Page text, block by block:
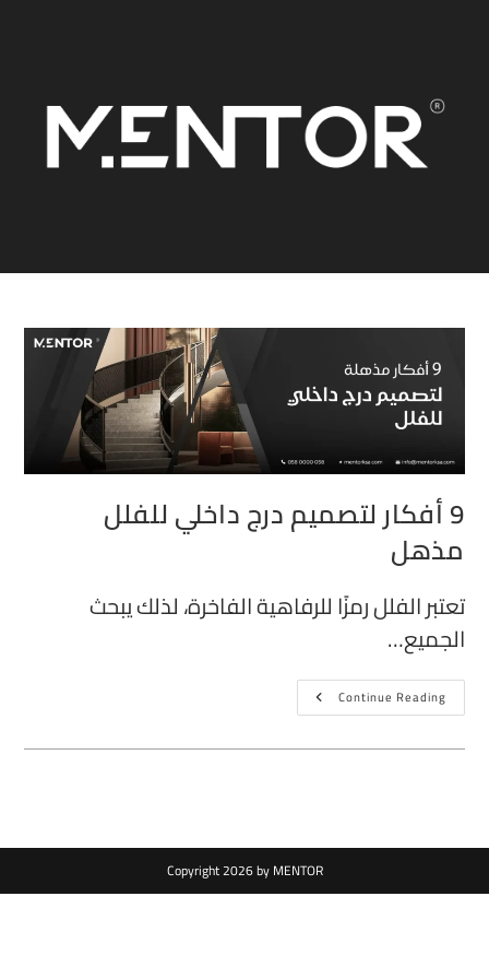
9 أفكار لتصميم درج داخلي للفلل
مذهل
تعتبر الفلل رمزًا للرفاهية الفاخرة، لذلك يبحث
الجميع…
Continue Reading
Copyright 2026 by MENTOR